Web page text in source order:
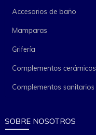
Accesorios de baño
Mamparas
Grifería
Complementos cerámicos
Complementos sanitarios
SOBRE NOSOTROS